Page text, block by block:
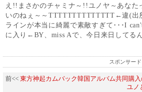
え!!まさかのチャミナ～!!ユノヤ～あなた
いのねぇ～～TTTTTTTTTTTTTT←違(出
ラインが本当に綺麗で素敵すぎて･･･I
に入り←BY、miss Aで、今日来日してる
スポンサー
前<< 東方神起カムバック韓国アルバム共同購
ユノ